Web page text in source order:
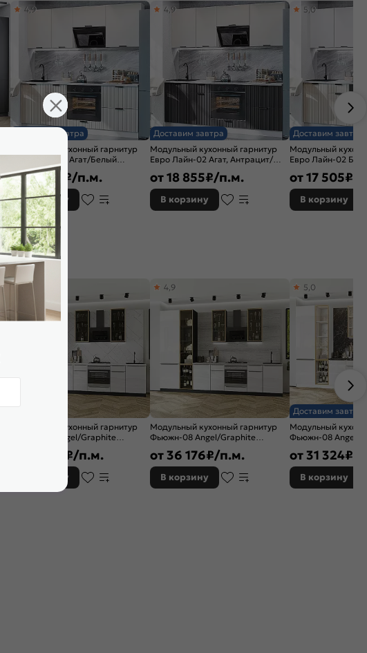
Доставим завтра
Модульный кухонный гарнитур
Евро Лайн-02 Агат/Белый
2140x2000x600
4,9
от18 195 ₽/п.м.
В корзину
Доставим завтра
Модульный кухонный гарнитур
Евро Лайн-02 Агат, Антрацит/
Белый 2140x2000x600
4,9
от18 855₽/п.м.
В корзину
Доставим завтра
Модульный
Евро Лайн-02
5,0
от17 505₽/
В корзину
Модульный кухонный гарнитур
Фьюжн-08 Angel/Graphite
5,0
₽/п.м.
В корзину
Модульный кухонный гарнитур
Фьюжн-08 Angel/Graphite
2340x3400x600 Полки стекло
4,9
от 36 176₽/п.м.
В корзину
Доставим завтра
Модульный
Фьюжн-08 Angel/
5,0
от 31 324₽/
В корзину